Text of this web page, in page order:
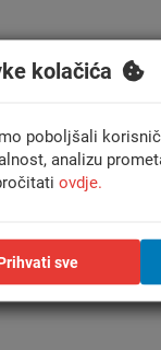
kolačića
poboljšali
analizu
ovdje.
sve